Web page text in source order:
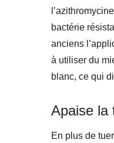
bactérie
anciens
à utiliser du
blanc, ce qui
Apaise la
En plus de